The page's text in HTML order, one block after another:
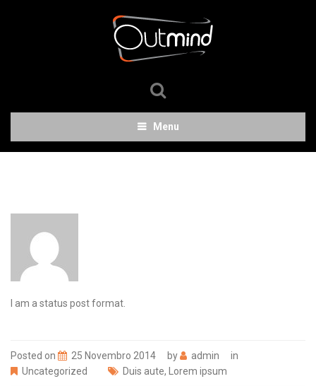
Menu
I am a status post format.
Posted on 25 Novembro 2014 by admin
in
Uncategorized
Duis aute, Lorem ipsum